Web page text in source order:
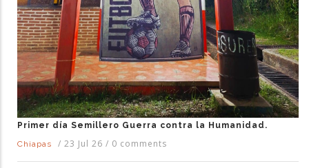
Primer día Semillero Guerra contra la Humanidad.
Chiapas
/ 23 Jul 26 / 0 comments